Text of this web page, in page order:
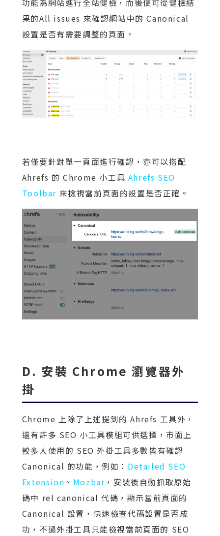
功能為網站進行全站健檢，而後便可從健檢結
果的All issues 來確認網站中的 Canonical
設置是否有需要調整的頁面。
若僅要針對單一頁面進行確認，亦可以搭配
Ahrefs 的 Chrome 小工具 Ahrefs SEO
Toolbar 來檢視當前頁面的設置是否正確。
D. 安裝 Chrome 瀏覽器外
掛
Chrome 上除了上述提到的 Ahrefs 工具外，
還有許多 SEO 小工具模組可供選擇，市面上
較多人使用的 SEO 外掛工具多數皆有確認
Canonical 的功能，例如： Detailed SEO
Extension 、 Mozbar ，安裝後自動抓取原始
碼中 rel canonical 代碼，顯示當前頁面的
Canonical 設置，快速檢查代碼設置是否成
功，不過外掛工具只能檢視當前頁面的 SEO